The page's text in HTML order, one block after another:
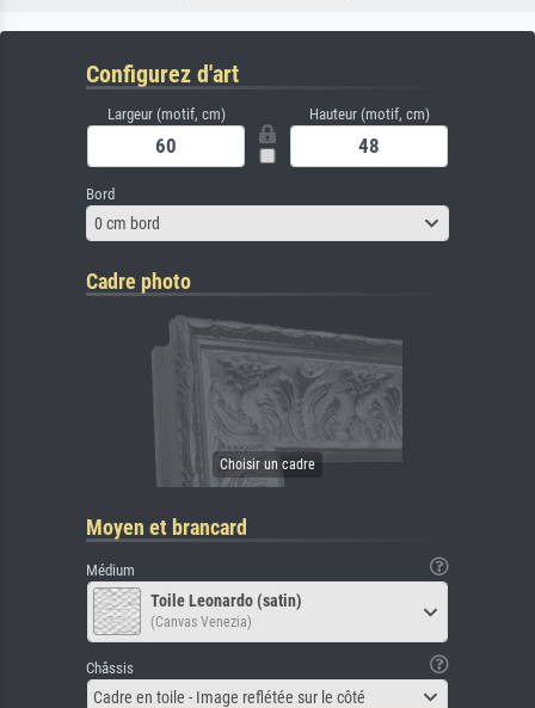
Configurez d'art
Largeur (motif, cm) Hauteur (motif, cm)
Bord
0 cm bord
Cadre photo
Moyen et brancard
Médium
Toile Leonardo (satin)
(Canvas Venezia)
Châssis
Cadre en toile - Image reflétée sur le côté